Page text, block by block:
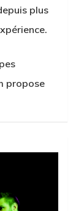
plus
propose